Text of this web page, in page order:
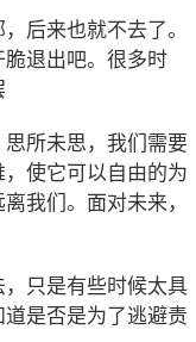
后来也就不去了。
退出吧。很多时
所未思，我们需要
使它可以自由的为
我们。面对未来，
，只是有些时候太具
是否是为了逃避责